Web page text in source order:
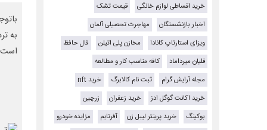
به
خرید اقساطی لوازم خانگی
قیمت تشک
اخبار بازنشستگان
مهاجرت تحصیلی آلمان
ویزای استارتاپ کانادا
مخازن پلی اتیلن
فال حافظ
قلیان میرداماد
کافه مناسب کار و مطالعه
مجله آرایش گرام
ثبت نام کالابرگ
خرید nft
خرید اکانت گوگل ادز
خرید زعفران
زرچین
بوکینگ
خرید پرینتر لیبل زن آفرتایم
مزایده خودرو